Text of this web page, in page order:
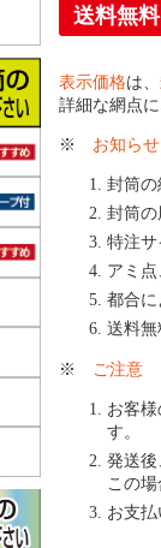
送料無料
表示価格は、
詳細な網点
※ お知らせ
封筒の
封筒の
特注サ
アミ
都合に
送料無
※ ご注意
お客
す。
発送後
この
お支